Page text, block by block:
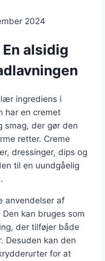
2024
alsidig
ingrediens i
har en cremet
smag, der gør den
retter. Creme
dressinger, dips og
til en uundgåelig
anvendelser af
kan bruges som
der tilføjer både
Desuden kan den
for at